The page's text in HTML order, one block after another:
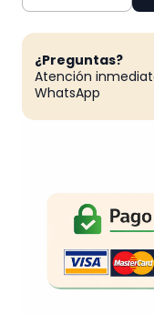
¿Preguntas?
Atención
WhatsApp